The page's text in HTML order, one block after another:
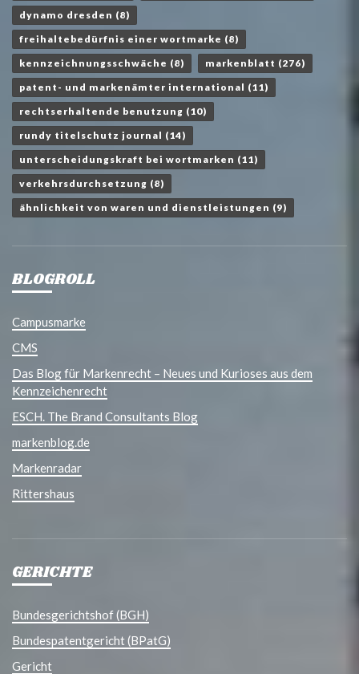
dynamo dresden (8)
freihaltebedürfnis einer wortmarke (8)
kennzeichnungsschwäche (8) markenblatt (276)
patent- und markenämter international (11)
rechtserhaltende benutzung (10)
rundy titelschutz journal (14)
unterscheidungskraft bei wortmarken (11)
verkehrsdurchsetzung (8)
ähnlichkeit von waren und dienstleistungen (9)
BLOGROLL
Campusmarke
CMS
Das Blog für Markenrecht – Neues und Kurioses aus dem
Kennzeichenrecht
ESCH. The Brand Consultants Blog
markenblog.de
Markenradar
Rittershaus
GERICHTE
Bundesgerichtshof (BGH)
Bundespatentgericht (BPatG)
Gericht